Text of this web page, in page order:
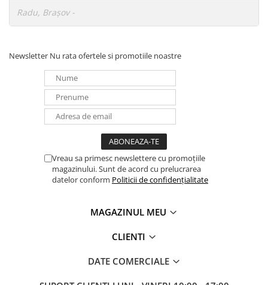
LiFePO4
Pachete complete stocare energie
Sisteme fotovoltaice de putere
mica (rulota/caravan/case de
Sisteme fotovoltaice profesionale
Statii de incarcare vehicule
Statii de incarcare
Radu, Brașov -
Newsletter Nu rata ofertele si promotiile noastre
Vreau sa primesc newslettere cu promoțiile
magazinului. Sunt de acord cu prelucrarea
datelor conform Politicii de confidențialitate
MAGAZINUL MEU
CLIENTI
DATE COMERCIALE